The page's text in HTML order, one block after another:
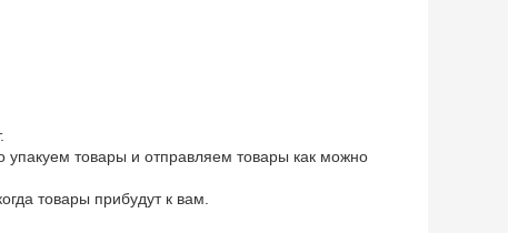
товары и отправляем товары как можно
товары прибудут к вам.